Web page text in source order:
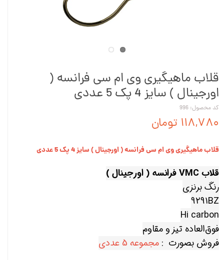
قلاب ماهیگیری وی ام سی فرانسه (
اورجینال ) سایز 4 پک 5 عددی
کد محصول: 996
۱۱۸,۷۸۰ تومان
قلاب ماهیگیری وی ام سی فرانسه ( اورجینال ) سایز 4 پک 5 عددی
قلاب VMC فرانسه ( اورجینال )
رنگ برنزی
9291BZ
Hi carbon
فوق‌العاده تیز و مقاوم
فروش بصورت : مجموعه 5 عددی